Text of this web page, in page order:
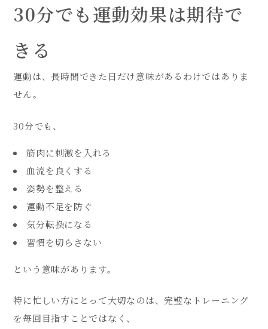
30分でも運動効果は期待で
きる
運動は、長時間できた日だけ意味があるわけではありま
せん。
30分でも、
筋肉に刺激を入れる
血流を良くする
姿勢を整える
運動不足を防ぐ
気分転換になる
習慣を切らさない
という意味があります。
特に忙しい方にとって大切なのは、完璧なトレーニング
を毎回目指すことではなく、